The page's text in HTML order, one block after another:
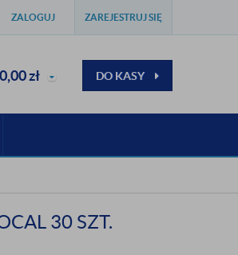
ZALOGUJ ZAREJESTRUJ SIĘ
0,00zł DO KASY
30 SZT.